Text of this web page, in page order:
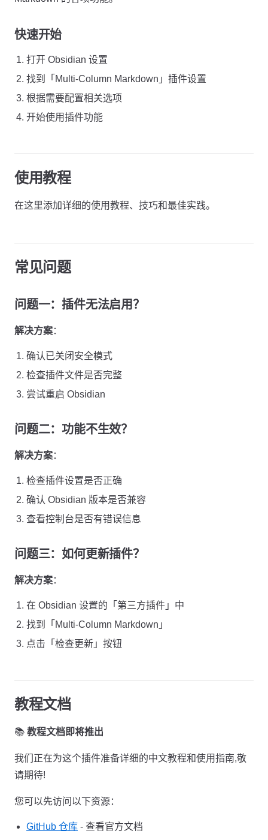
快速开始
打开 Obsidian 设置
找到「Multi-Column Markdown」插件设置
根据需要配置相关选项
开始使用插件功能
使用教程
在这里添加详细的使用教程、技巧和最佳实践。
常见问题
问题一：插件无法启用？
解决方案：
确认已关闭安全模式
检查插件文件是否完整
尝试重启 Obsidian
问题二：功能不生效？
解决方案：
检查插件设置是否正确
确认 Obsidian 版本是否兼容
查看控制台是否有错误信息
问题三：如何更新插件？
解决方案：
在 Obsidian 设置的「第三方插件」中
找到「Multi-Column Markdown」
点击「检查更新」按钮
教程文档
📚 教程文档即将推出
我们正在为这个插件准备详细的中文教程和使用指南,敬
请期待!
您可以先访问以下资源：
GitHub 仓库 - 查看官方文档